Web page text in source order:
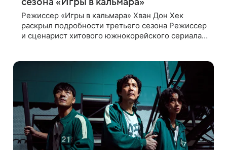
Режиссер «Игры в кальмара» Хван Дон Хек
раскрыл подробности третьего сезона Режиссер
и сценарист хитового южнокорейского сериала